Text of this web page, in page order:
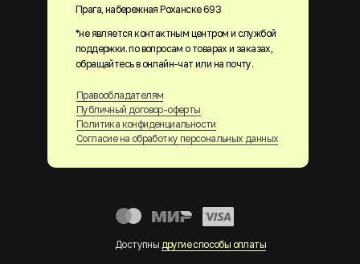
Прага, набережная Роханске 693
Правообладателям
Публичный договор-оферты
Политика конфиденциальности
Согласие на обработку персональных данных
Доступны другие способы оплаты
*не является контактным центром и службой
поддержки. по вопросам о товарах и заказах,
обращайтесь в онлайн-чат или на почту.